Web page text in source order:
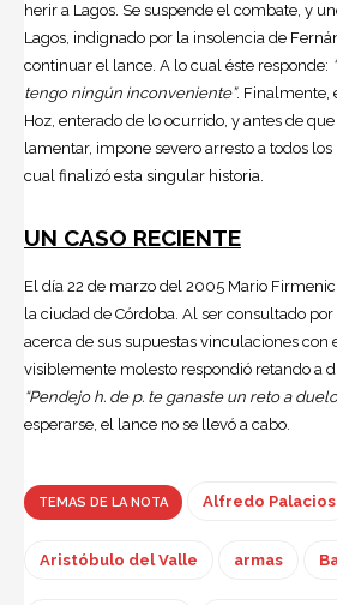
herir a Lagos. Se suspende el combate, y
Lagos, indignado por la insolencia de
continuar el lance. A lo cual éste responde:
tengo ningún inconveniente”. Finalmente,
Hoz, enterado de lo ocurrido, y antes de
lamentar, impone severo arresto a todos
cual finalizó esta singular historia.
UN CASO RECIENTE
El día 22 de marzo del 2005 Mario
la ciudad de Córdoba. Al ser consultado
acerca de sus supuestas vinculaciones con
visiblemente molesto respondió retando a
“Pendejo h. de p. te ganaste un reto a
esperarse, el lance no se llevó a cabo.
TEMAS DE LA NOTA Alfredo Palacios
Aristóbulo del Valle armas